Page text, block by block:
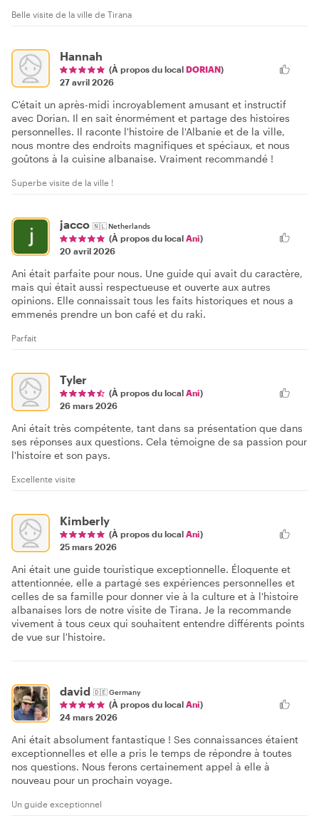
Belle visite de la ville de Tirana
Hannah
(À propos du local DORIAN)
27 avril 2026
C'était un après-midi incroyablement amusant et instructif
avec Dorian. Il en sait énormément et partage des histoires
personnelles. Il raconte l'histoire de l'Albanie et de la ville,
nous montre des endroits magnifiques et spéciaux, et nous
goûtons à la cuisine albanaise. Vraiment recommandé !
Superbe visite de la ville !
jacco 🇳🇱Netherlands
(À propos du local Ani)
20 avril 2026
Ani était parfaite pour nous. Une guide qui avait du caractère,
mais qui était aussi respectueuse et ouverte aux autres
opinions. Elle connaissait tous les faits historiques et nous a
emmenés prendre un bon café et du raki.
Parfait
Tyler
(À propos du local Ani)
26 mars 2026
Ani était très compétente, tant dans sa présentation que dans
ses réponses aux questions. Cela témoigne de sa passion pour
l'histoire et son pays.
Excellente visite
Kimberly
(À propos du local Ani)
25 mars 2026
Ani était une guide touristique exceptionnelle. Éloquente et
attentionnée, elle a partagé ses expériences personnelles et
celles de sa famille pour donner vie à la culture et à l'histoire
albanaises lors de notre visite de Tirana. Je la recommande
vivement à tous ceux qui souhaitent entendre différents points
de vue sur l'histoire.
david 🇩🇪Germany
(À propos du local Ani)
24 mars 2026
Ani était absolument fantastique ! Ses connaissances étaient
exceptionnelles et elle a pris le temps de répondre à toutes
nos questions. Nous ferons certainement appel à elle à
nouveau pour un prochain voyage.
Un guide exceptionnel